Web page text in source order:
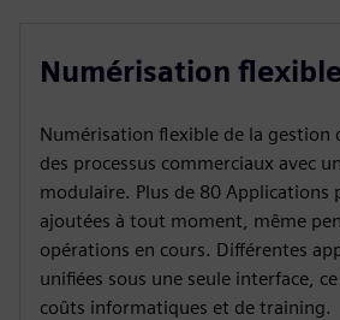
Numérisation
Numérisation flexible de la gestion
des processus commerciaux avec
modulaire. Plus de 80 Applications
ajoutées à tout moment, même
opérations en cours. Différentes
unifiées sous une seule interface,
coûts informatiques et de training.